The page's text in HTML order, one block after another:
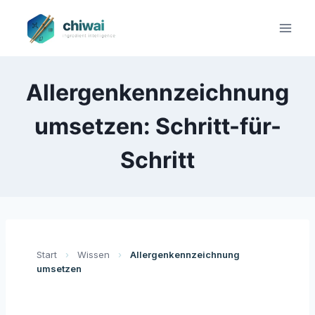
Inhalt
springen
Allergenkennzeichnung
umsetzen: Schritt-für-
Schritt
Start › Wissen ›
Allergenkennzeichnung
umsetzen